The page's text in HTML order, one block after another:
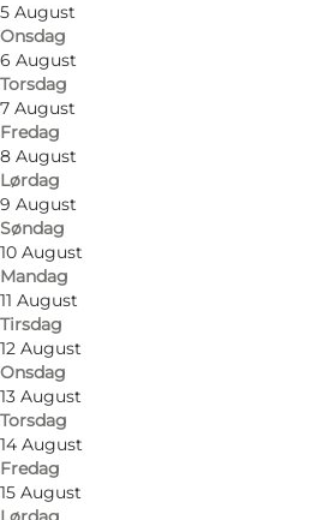
5 August
Onsdag
6 August
Torsdag
7 August
Fredag
8 August
Lørdag
9 August
Søndag
10 August
Mandag
11 August
Tirsdag
12 August
Onsdag
13 August
Torsdag
14 August
Fredag
15 August